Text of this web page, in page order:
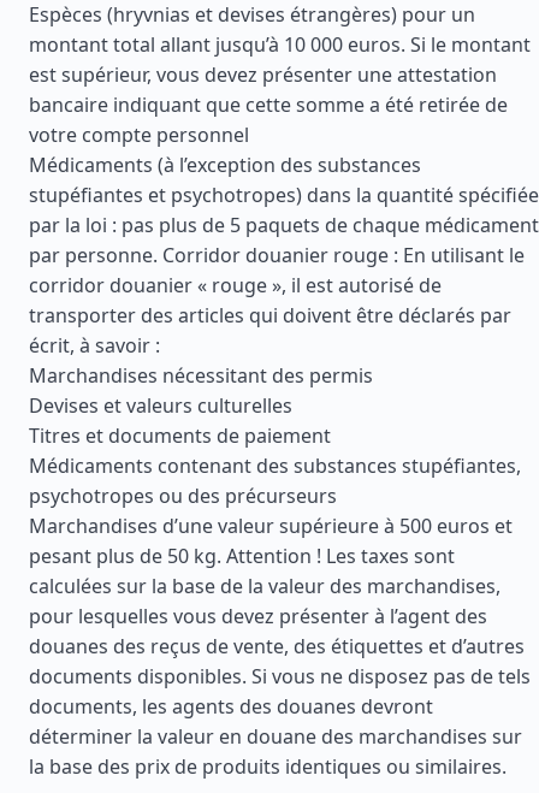
Espèces (hryvnias et devises étrangères) pour un
montant total allant jusqu’à 10 000 euros. Si le montant
est supérieur, vous devez présenter une attestation
bancaire indiquant que cette somme a été retirée de
votre compte personnel
Médicaments (à l’exception des substances
stupéfiantes et psychotropes) dans la quantité spécifiée
par la loi : pas plus de 5 paquets de chaque médicament
par personne. Corridor douanier rouge : En utilisant le
corridor douanier « rouge », il est autorisé de
transporter des articles qui doivent être déclarés par
écrit, à savoir :
Marchandises nécessitant des permis
Devises et valeurs culturelles
Titres et documents de paiement
Médicaments contenant des substances stupéfiantes,
psychotropes ou des précurseurs
Marchandises d’une valeur supérieure à 500 euros et
pesant plus de 50 kg. Attention ! Les taxes sont
calculées sur la base de la valeur des marchandises,
pour lesquelles vous devez présenter à l’agent des
douanes des reçus de vente, des étiquettes et d’autres
documents disponibles. Si vous ne disposez pas de tels
documents, les agents des douanes devront
déterminer la valeur en douane des marchandises sur
la base des prix de produits identiques ou similaires.